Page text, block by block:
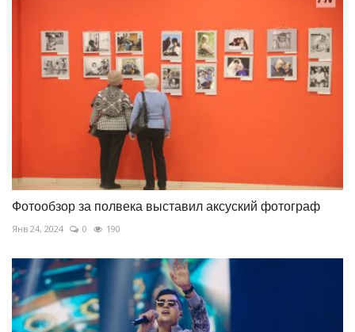
Фотообзор за полвека выставил аксуский фотограф
Янв 24, 2024 0 190